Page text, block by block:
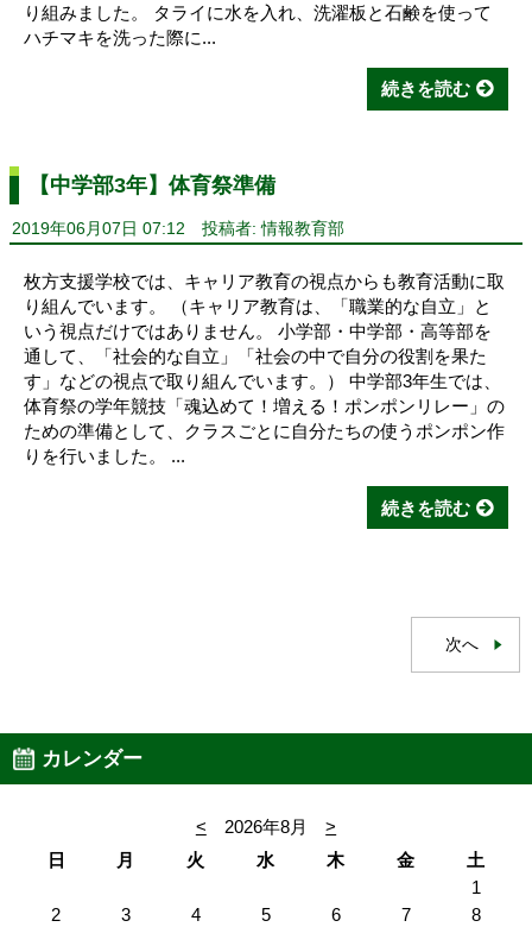
り組みました。 タライに水を入れ、洗濯板と石鹸を使って
ハチマキを洗った際に...
続きを読む
【中学部3年】体育祭準備
2019年06月07日 07:12 投稿者: 情報教育部
枚方支援学校では、キャリア教育の視点からも教育活動に取
り組んでいます。 （キャリア教育は、「職業的な自立」と
いう視点だけではありません。 小学部・中学部・高等部を
通して、「社会的な自立」「社会の中で自分の役割を果た
す」などの視点で取り組んでいます。） 中学部3年生では、
体育祭の学年競技「魂込めて！増える！ポンポンリレー」の
ための準備として、クラスごとに自分たちの使うポンポン作
りを行いました。 ...
続きを読む
次へ
カレンダー
< 2026年8月
>
日
月 火 水 木 金
土
1
2
3 4 5 6 7
8